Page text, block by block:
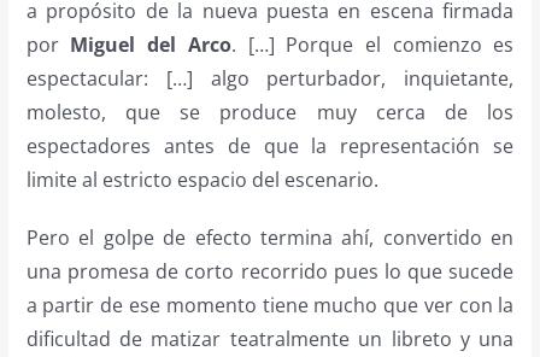
a propósito de la nueva puesta en escena firmada
por Miguel del Arco. […] Porque el comienzo es
espectacular: […] algo perturbador, inquietante,
molesto, que se produce muy cerca de los
espectadores antes de que la representación se
limite al estricto espacio del escenario.
Pero el golpe de efecto termina ahí, convertido en
una promesa de corto recorrido pues lo que sucede
a partir de ese momento tiene mucho que ver con la
dificultad de matizar teatralmente un libreto y una